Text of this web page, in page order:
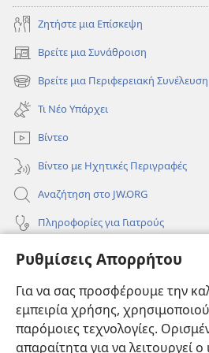
Ρυθμίσεις Απορρήτου
Για να σας προσφέρουμε την
εμπειρία χρήσης,
παρόμοιες τεχνολογίες.
απαραίτητα για να λειτουργεί
Ζητήστε μια Επίσκεψη
Βρείτε μια Συνάθροιση
(ανοίγει
νέο
παράθυρο)
Βρείτε μια Περιφερειακή Συνέλευση
(ανοίγει
νέο
παράθυρο)
Τι Νέο Υπάρχει
Βίντεο
Βίντεο με Ηχητικές Περιγραφές
Αναζήτηση στο JW.ORG
Πληροφορίες για Γιατρούς
Πληροφορίες για Επίσημους
Συνεισφορές
(ανοίγει